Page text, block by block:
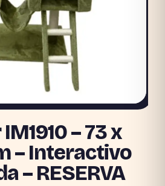
– 73 x
– Interactivo
– RESERVA